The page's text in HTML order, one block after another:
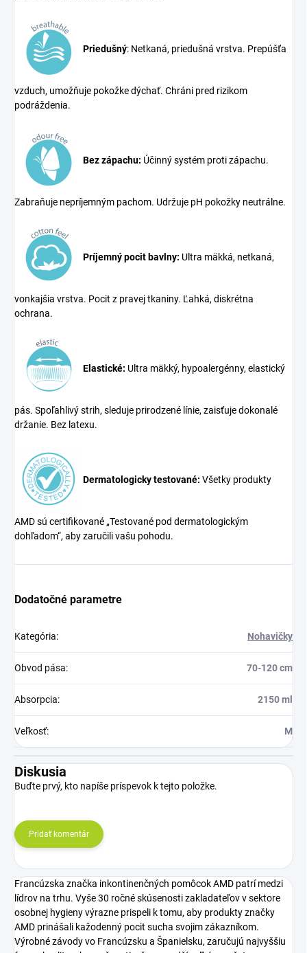
Priedušný: Netkaná, priedušná vrstva. Prepúšťa
vzduch, umožňuje pokožke dýchať. Chráni pred rizikom
podráždenia.
Bez zápachu: Účinný systém proti zápachu.
Zabraňuje nepríjemným pachom. Udržuje pH pokožky neutrálne.
Príjemný pocit bavlny: Ultra mäkká, netkaná,
vonkajšia vrstva. Pocit z pravej tkaniny. Ľahká, diskrétna
ochrana.
Elastické: Ultra mäkký, hypoalergénny, elastický
pás. Spoľahlivý strih, sleduje prirodzené línie, zaisťuje dokonalé
držanie. Bez latexu.
Dermatologicky testované: Všetky produkty
AMD sú certifikované „Testované pod dermatologickým
dohľadom“, aby zaručili vašu pohodu.
Dodatočné parametre
Kategória: Nohavičky
Obvod pása: 70-120 cm
Absorpcia: 2150 ml
Veľkosť: M
Diskusia
Buďte prvý, kto napíše príspevok k tejto položke.
Pridať komentár
Francúzska značka inkontinenčných pomôcok AMD patrí medzi
lídrov na trhu. Vyše 30 ročné skúsenosti zakladateľov v sektore
osobnej hygieny výrazne prispeli k tomu, aby produkty značky
AMD prinášali kažodenný pocit sucha svojim zákazníkom.
Výrobné závody vo Francúzsku a Španielsku, zaručujú najvyššiu